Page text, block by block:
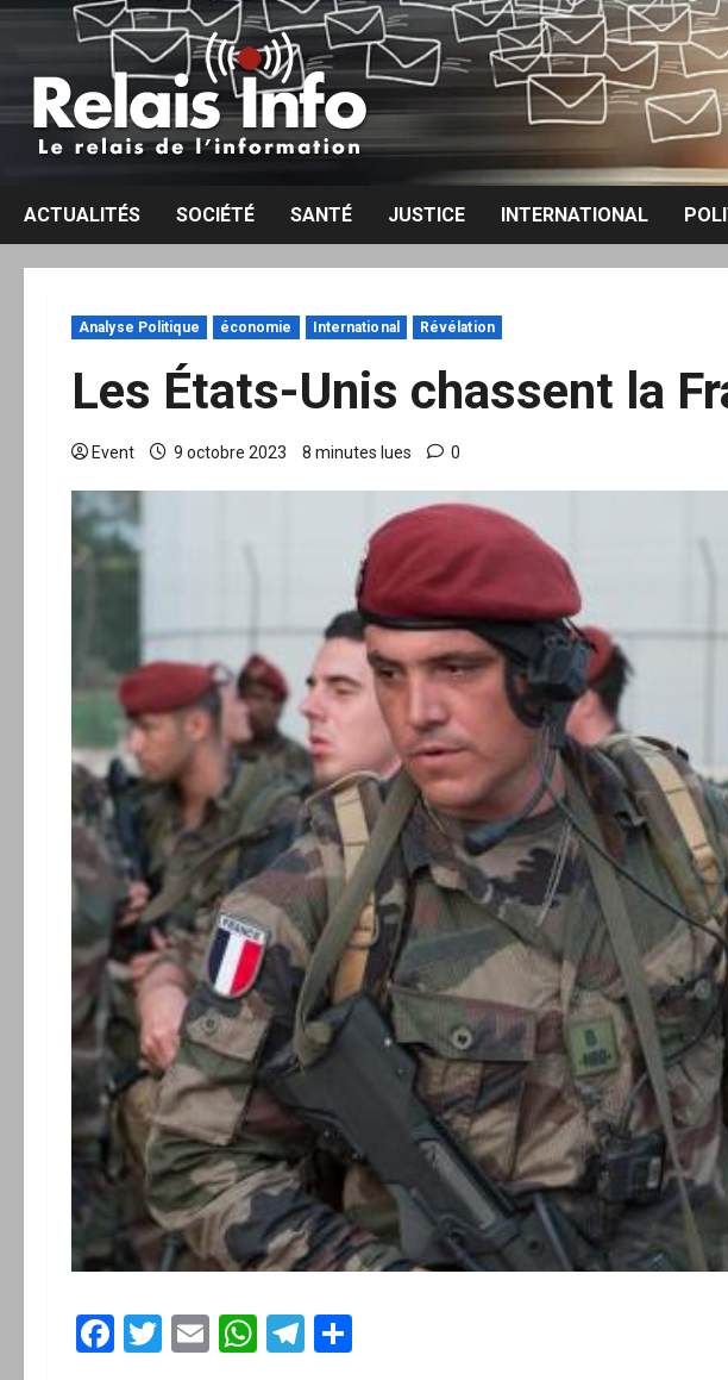
Aller
contenu
ACTUALITÉS SOCIÉTÉ SANTÉ JUSTICE INTERNATIONAL
Analyse Politique économie International Révélation
Les États-Unis chassent la
Event 9 octobre 2023 8 minutes lues 0
Facebook
Twitter
EmailWhatsApp
Telegram